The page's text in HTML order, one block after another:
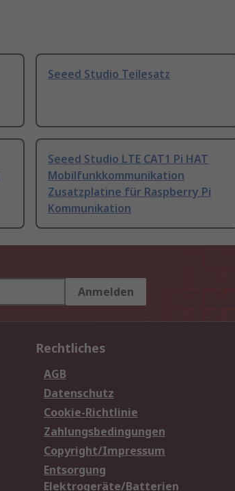
Seeed Studio Teilesatz
Seeed Studio LTE CAT1 Pi HAT
Mobilfunkkommunikation
Zusatzplatine für Raspberry Pi
Kommunikation
Anmelden
Rechtliches
AGB
Datenschutz
Cookie-Richtlinie
Zahlungsbedingungen
Copyright/Impressum
Entsorgung
Elektrogeräte/Batterien